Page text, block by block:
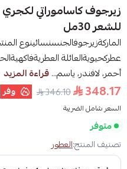
زيرجوف كاساموراتي
للشعر 30مل
الماركةزيرجوفالجنسنسائينوع
أحمر، لافندر، ياسم...قراءة المزيد
348.17
346.10 وفر
السعر شامل الضريبة
متوفر
تصنيف المنتج:العطور